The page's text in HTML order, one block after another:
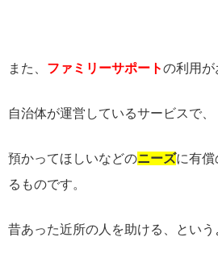
また、 ファミリーサポートの利用が
自治体が運営しているサービスで、
預かってほしいなどのニーズに有償
るものです。
昔あった近所の人を助ける、という